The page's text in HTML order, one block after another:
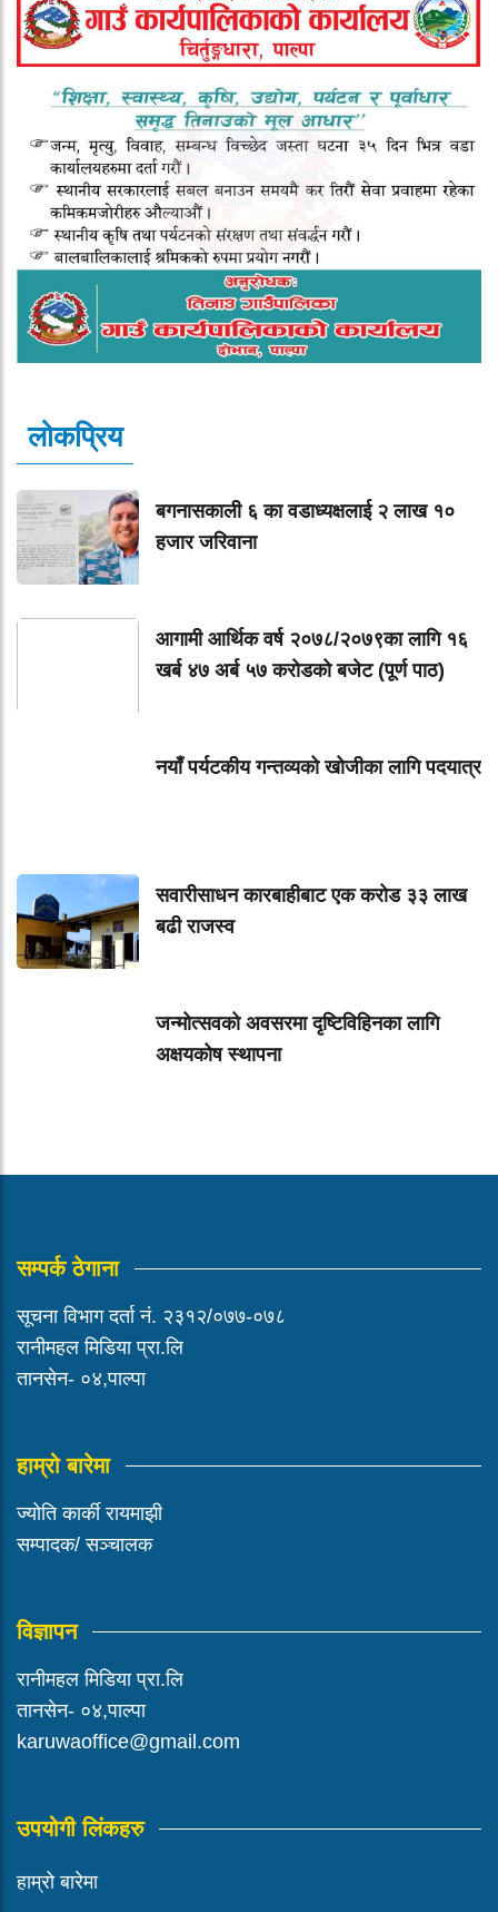
लोकप्रिय
बगनासकाली ६ का वडाध्यक्षलाई २ लाख १०
हजार जरिवाना
आगामी आर्थिक वर्ष २०७८/२०७९का लागि १६
खर्ब ४७ अर्ब ५७ करोडको बजेट (पूर्ण पाठ)
नयाँ पर्यटकीय गन्तव्यको खोजीका लागि पदयात्र
सवारीसाधन कारबाहीबाट एक करोड ३३ लाख
बढी राजस्व
जन्मोत्सवको अवसरमा दृष्टिविहिनका लागि
अक्षयकोष स्थापना
सम्पर्क ठेगाना
सूचना विभाग दर्ता नं. २३१२/०७७-०७८
रानीमहल मिडिया प्रा.लि
तानसेन- ०४,पाल्पा
हाम्रो बारेमा
ज्योति कार्की रायमाझी
सम्पादक/ सञ्चालक
विज्ञापन
रानीमहल मिडिया प्रा.लि
तानसेन- ०४,पाल्पा
karuwaoffice@gmail.com
उपयोगी लिंकहरु
हाम्रो बारेमा